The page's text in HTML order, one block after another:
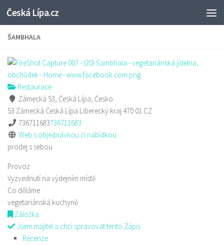
Skip to content
Česká Lípa.cz
ŠAMBHALA
Restaurace
Zámecká 53, Česká Lípa, Česko
53 Zámecká Česká Lípa Liberecký kraj470 01 CZ
736711683736711683
Web s objednávkou či nabídkou
prodej s sebou
Provoz
Vyzvednutí na výdejním místě
Co děláme
vegetariánská kuchyně
Záložka
Jsem majitel a chci spravovat tento Zápis
Recenze